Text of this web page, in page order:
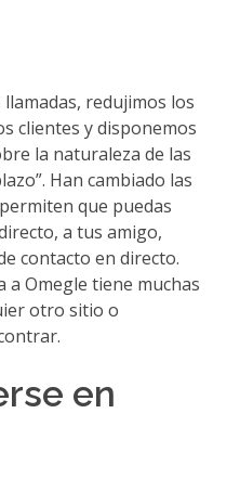
redujimos los
clientes y disponemos
la naturaleza de las
Han cambiado las
que puedas
a tus amigo,
contacto en directo.
Omegle tiene muchas
otro sitio o
en